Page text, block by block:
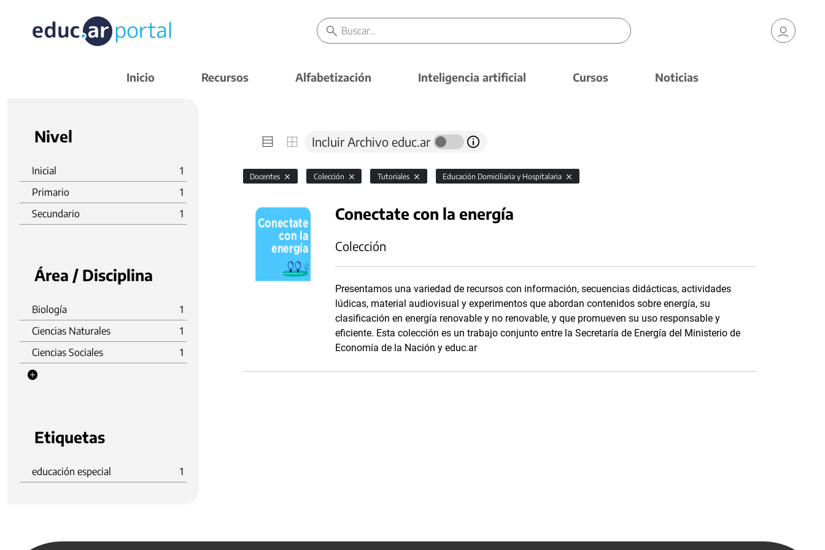
Inicio Recursos Alfabetización Inteligencia artificial Cursos Noticias
Nivel
Inicial
1
Primario
1
Secundario
1
Área / Disciplina
Biología
1
Ciencias Naturales
1
Ciencias Sociales
1
Etiquetas
educación especial 1
Incluir Archivo educ.ar
Docentes Colección Tutoriales Educación Domiciliaria y Hospitalaria
Conectate con la energía
Colección
Presentamos una variedad de recursos con información, secuencias didácticas, actividades
lúdicas, material audiovisual y experimentos que abordan contenidos sobre energía, su
clasificación en energía renovable y no renovable, y que promueven su uso responsable y
eficiente. Esta colección es un trabajo conjunto entre la Secretaría de Energía del Ministerio de
Economía de la Nación y educ.ar